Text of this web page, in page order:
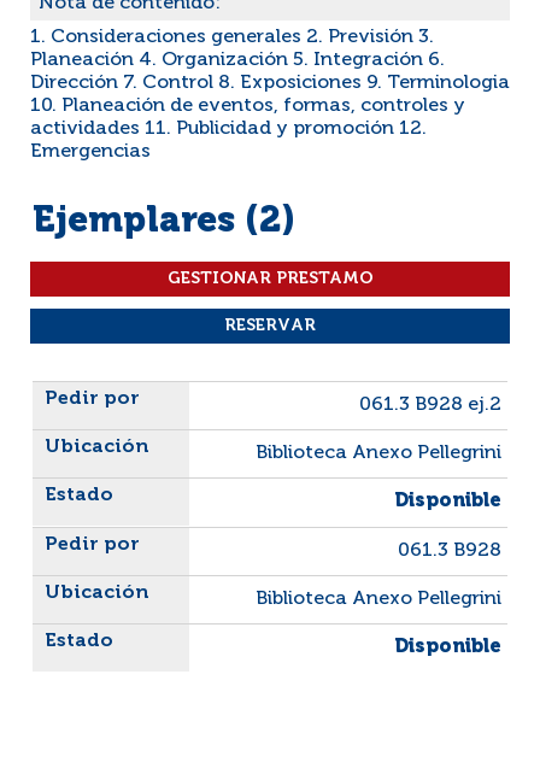
1. Consideraciones generales 2. Previsión 3.
Planeación 4. Organización 5. Integración 6.
Dirección 7. Control 8. Exposiciones 9. Terminologia
10. Planeación de eventos, formas, controles y
actividades 11. Publicidad y promoción 12.
Emergencias
Ejemplares (2)
Liste des exemplaires
061.3 B928 ej.2
Biblioteca Anexo Pellegrini
Disponible
061.3 B928
Biblioteca Anexo Pellegrini
Disponible